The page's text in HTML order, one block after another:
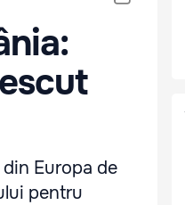
Europa de
pentru